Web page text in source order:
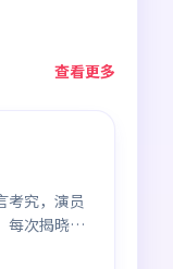
查看更多
99:02
考究，演员
每次揭晓都